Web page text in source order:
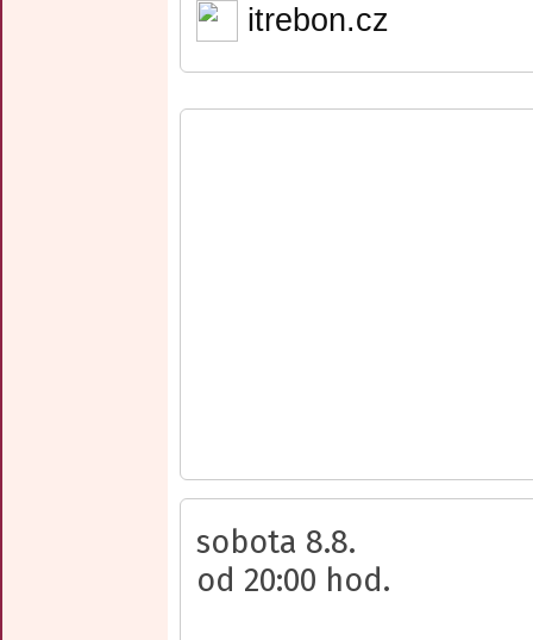
itrebon.cz
sobota 8.8.
od 20:00 hod.